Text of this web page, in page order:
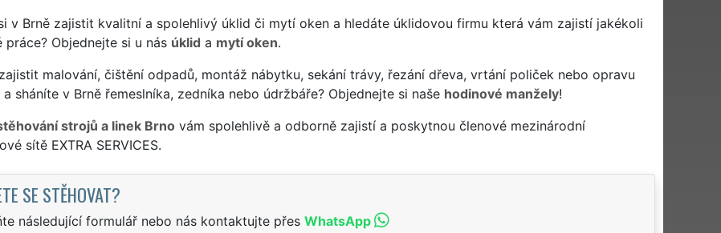
v Brně zajistit kvalitní a spolehlivý úklid či mytí oken a hledáte úklidovou firmu která vám zajistí jakékoli
práce? Objednejte si u nás úklid a mytí oken.
malování, čištění odpadů, montáž nábytku, sekání trávy, řezání dřeva, vrtání poliček nebo opravu
sháníte v Brně řemeslníka, zedníka nebo údržbáře? Objednejte si naše hodinové manžely!
strojů a linek Brnovám spolehlivě a odborně zajistí a poskytnou členové mezinárodní
sítě EXTRA SERVICES.
SE STĚHOVAT?
následující formulář nebo nás kontaktujte přes WhatsApp